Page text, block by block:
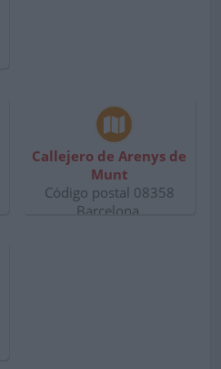
Callejero de Arenys de
Munt
Código postal 08358
Barcelona.